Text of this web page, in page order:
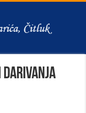
darivanja